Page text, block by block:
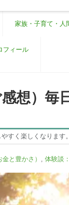
家族・子育て・人
フィール
想）毎
すく楽しくなります。
と豊かさ） 体験談